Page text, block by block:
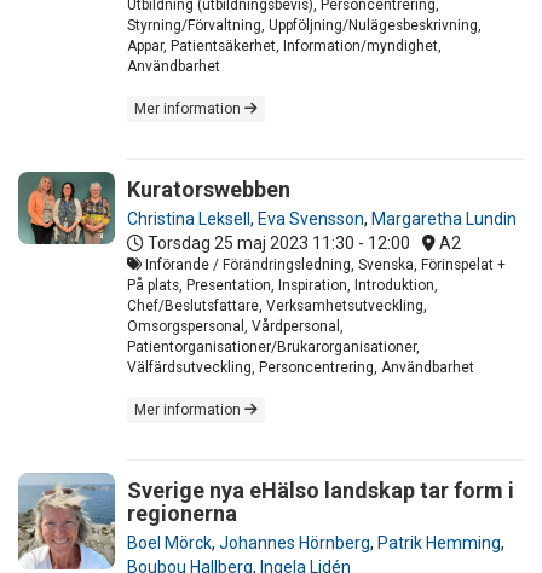
Utbildning (utbildningsbevis), Personcentrering,
Styrning/Förvaltning, Uppföljning/Nulägesbeskrivning,
Appar, Patientsäkerhet, Information/myndighet,
Användbarhet
Mer information
Kuratorswebben
Christina Leksell , Eva Svensson, Margaretha Lundin
Torsdag 25 maj 2023 11:30 - 12:00 A2
Införande / Förändringsledning, Svenska, Förinspelat +
På plats, Presentation, Inspiration, Introduktion,
Chef/Beslutsfattare, Verksamhetsutveckling,
Omsorgspersonal, Vårdpersonal,
Patientorganisationer/Brukarorganisationer,
Välfärdsutveckling, Personcentrering, Användbarhet
Mer information
Sverige nya eHälso landskap tar form i
regionerna
Boel Mörck, Johannes Hörnberg, Patrik Hemming,
Boubou Hallberg, Ingela Lidén